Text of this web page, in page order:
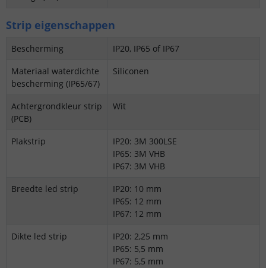
Strip eigenschappen
Bescherming
IP20, IP65 of IP67
Materiaal waterdichte
bescherming (IP65/67)
Siliconen
Achtergrondkleur strip
(PCB)
Wit
Plakstrip
IP20: 3M 300LSE
IP65: 3M VHB
IP67: 3M VHB
Breedte led strip
IP20: 10 mm
IP65: 12 mm
IP67: 12 mm
Dikte led strip
IP20: 2,25 mm
IP65: 5,5 mm
IP67: 5,5 mm